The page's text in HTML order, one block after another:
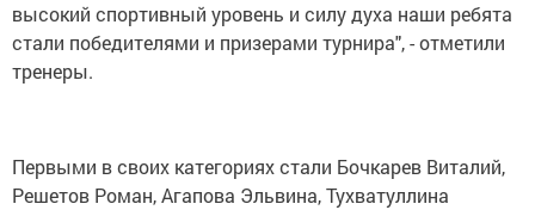
высокий спортивный уровень и силу духа наши ребята
стали победителями и призерами турнира", - отметили
тренеры.
Первыми в своих категориях стали Бочкарев Виталий,
Решетов Роман, Агапова Эльвина, Тухватуллина